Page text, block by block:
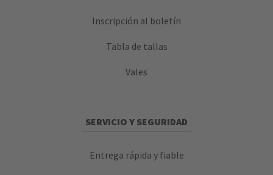
Inscripción al boletín
Tabla de tallas
Vales
SERVICIO Y SEGURIDAD
Entrega rápida y fiable